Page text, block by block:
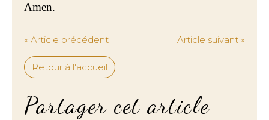
Amen.
« Article précédent Article suivant »
Retour à l'accueil
Partager cet article